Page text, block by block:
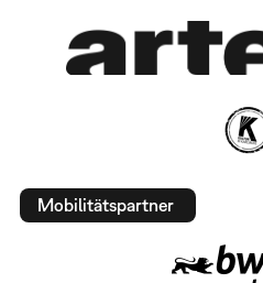
Mobilitätspartner